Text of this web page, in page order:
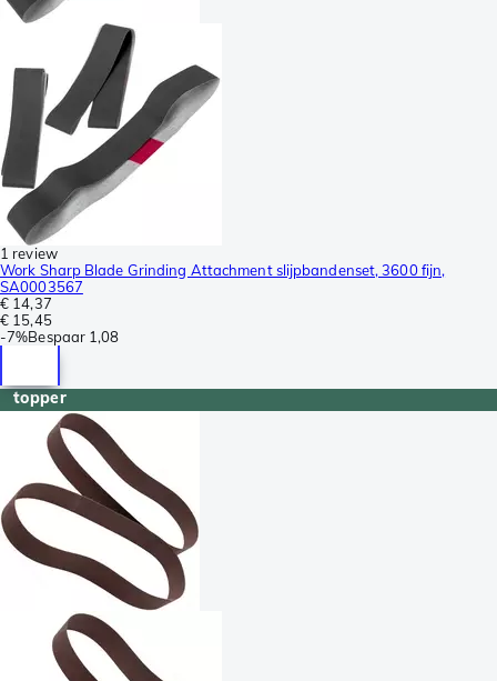
1 review
Work Sharp Blade Grinding Attachment slijpbandenset, 3600 fijn,
SA0003567
€ 14,37
€ 15,45
-7%Bespaar 1,08
topper